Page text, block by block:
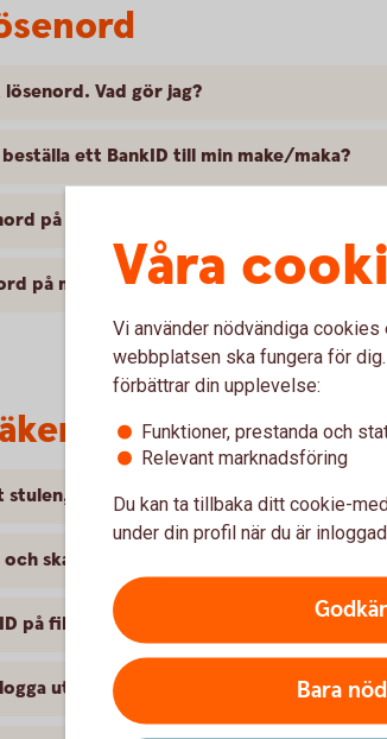
Vad gör jag?
ett BankID till min make/maka?
på mitt BankID?
på mitt BankID hemma, men när jag
vad händer med mitt BankID?
ska på service, vad händer med mitt
på fil?
ut när jag har använt BankID?
Våra
Vi använder nödvändiga
webbplatsen ska fungera för
förbättrar din upplevelse:
Funktioner, prestanda och
Relevant marknadsföring
Du kan ta tillbaka ditt cookie-
under din profil när du är
Bara